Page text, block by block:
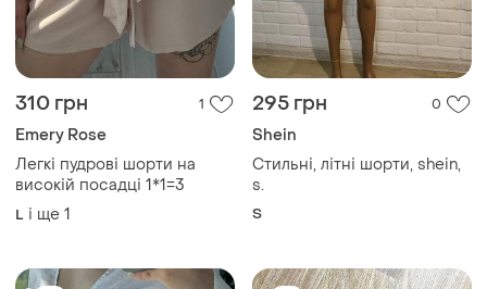
310 грн 1
Emery Rose
Легкі пудрові шорти на
високій посадці 1*1=3
L і ще 1
295 грн 0
Shein
Стильні, літні шорти, shein,
s.
S